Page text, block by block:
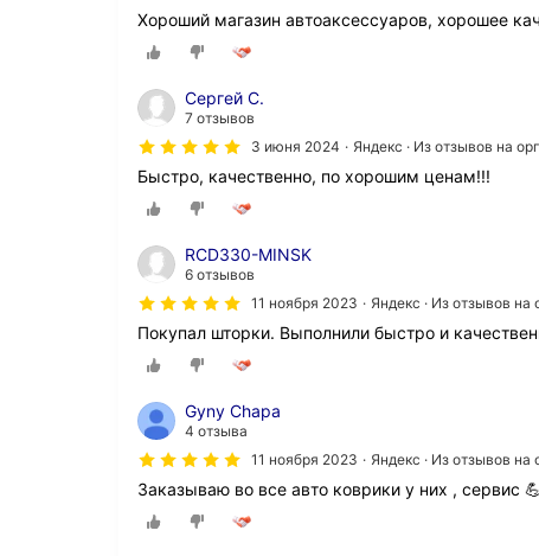
Хороший магазин автоаксессуаров, хорошее
Сергей С.
7 отзывов
3 июня 2024
Яндекс · Из отзывов на
Быстро, качественно, по хорошим ценам!!!
RCD330-MINSK
6 отзывов
11 ноября 2023
Яндекс · Из отзывов на
Покупал шторки. Выполнили быстро и
Gyny Chapa
4 отзыва
11 ноября 2023
Яндекс · Из отзывов на
Заказываю во все авто коврики у них , сервис